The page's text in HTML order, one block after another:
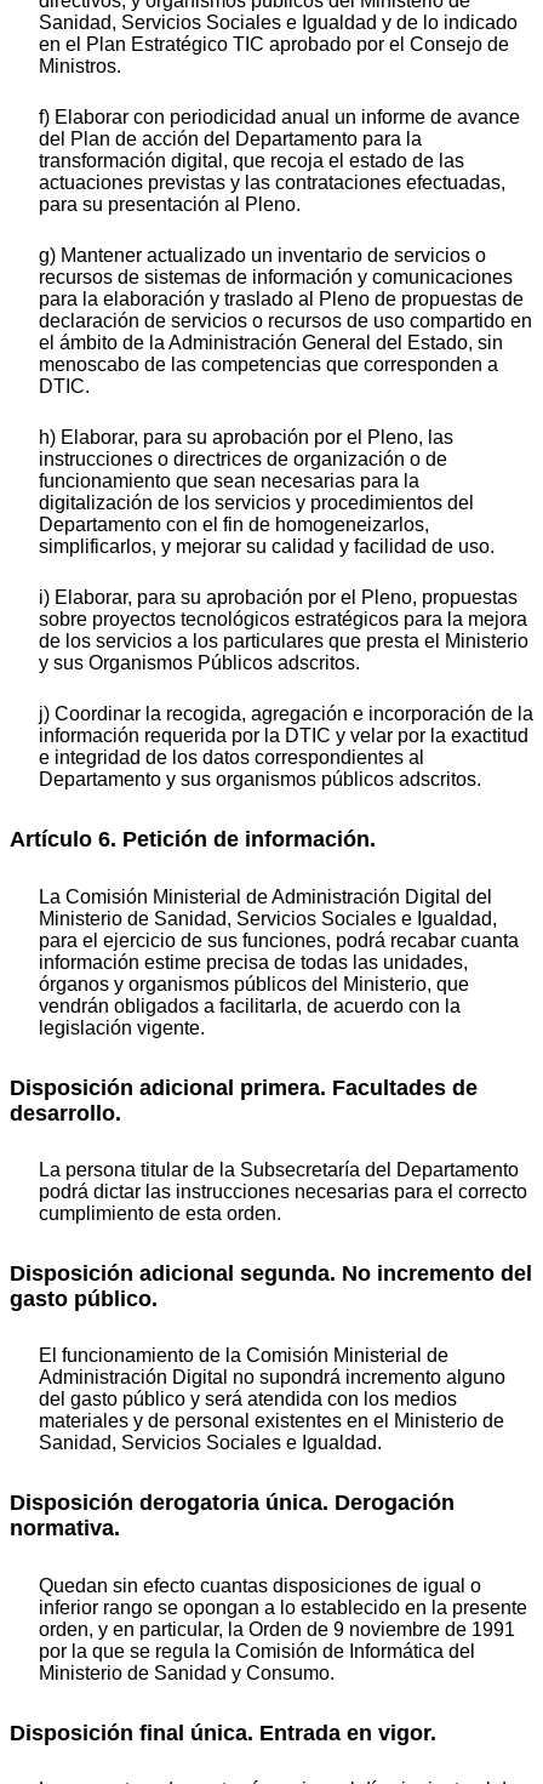
Sanidad, Servicios Sociales e Igualdad y de lo indicado
en el Plan Estratégico TIC aprobado por el Consejo de
Ministros.
f) Elaborar con periodicidad anual un informe de avance
del Plan de acción del Departamento para la
transformación digital, que recoja el estado de las
actuaciones previstas y las contrataciones efectuadas,
para su presentación al Pleno.
g) Mantener actualizado un inventario de servicios o
recursos de sistemas de información y comunicaciones
para la elaboración y traslado al Pleno de propuestas de
declaración de servicios o recursos de uso compartido en
el ámbito de la Administración General del Estado, sin
menoscabo de las competencias que corresponden a
DTIC.
h) Elaborar, para su aprobación por el Pleno, las
instrucciones o directrices de organización o de
funcionamiento que sean necesarias para la
digitalización de los servicios y procedimientos del
Departamento con el fin de homogeneizarlos,
simplificarlos, y mejorar su calidad y facilidad de uso.
i) Elaborar, para su aprobación por el Pleno, propuestas
sobre proyectos tecnológicos estratégicos para la mejora
de los servicios a los particulares que presta el Ministerio
y sus Organismos Públicos adscritos.
j) Coordinar la recogida, agregación e incorporación de la
información requerida por la DTIC y velar por la exactitud
e integridad de los datos correspondientes al
Departamento y sus organismos públicos adscritos.
Artículo 6. Petición de información.
La Comisión Ministerial de Administración Digital del
Ministerio de Sanidad, Servicios Sociales e Igualdad,
para el ejercicio de sus funciones, podrá recabar cuanta
información estime precisa de todas las unidades,
órganos y organismos públicos del Ministerio, que
vendrán obligados a facilitarla, de acuerdo con la
legislación vigente.
Disposición adicional primera. Facultades de
desarrollo.
La persona titular de la Subsecretaría del Departamento
podrá dictar las instrucciones necesarias para el correcto
cumplimiento de esta orden.
Disposición adicional segunda. No incremento del
gasto público.
El funcionamiento de la Comisión Ministerial de
Administración Digital no supondrá incremento alguno
del gasto público y será atendida con los medios
materiales y de personal existentes en el Ministerio de
Sanidad, Servicios Sociales e Igualdad.
Disposición derogatoria única. Derogación
normativa.
Quedan sin efecto cuantas disposiciones de igual o
inferior rango se opongan a lo establecido en la presente
orden, y en particular, la Orden de 9 noviembre de 1991
por la que se regula la Comisión de Informática del
Ministerio de Sanidad y Consumo.
Disposición final única. Entrada en vigor.